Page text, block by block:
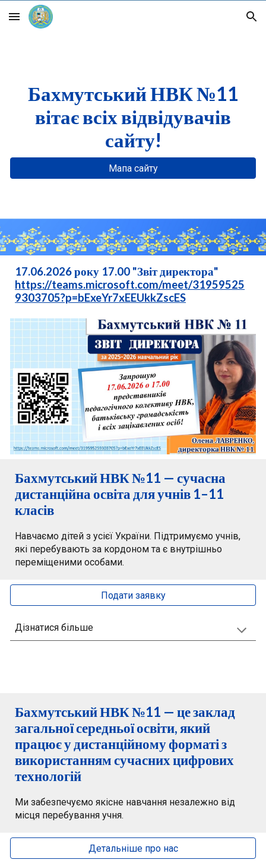
Skip to main content Skip to navigation
Бахмутський НВК №11
вітає всіх відвідувачів
сайту!
Мапа сайту
17.06.2026 року 17.00 "Звіт директора"
https://teams.microsoft.com/meet/31959525
9303705?p=bExeYr7xEEUkkZscES
Бахмутський НВК №11 — сучасна
дистанційна освіта для учнів 1–11
класів
Навчаємо дітей з усієї України. Підтримуємо учнів,
які перебувають за кордоном та є внутрішньо
переміщеними особами.
Подати заявку
Дізнатися більше
Бахмутський НВК №11 — це заклад
загальної середньої освіти, який
працює у дистанційному форматі з
використанням сучасних цифрових
технологій
Ми забезпечуємо якісне навчання незалежно від
місця перебування учня.
Детальніше про нас